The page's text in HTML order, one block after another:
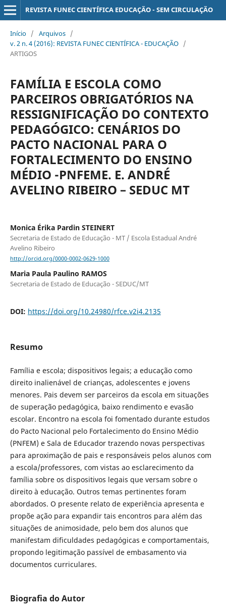
REVISTA FUNEC CIENTÍFICA EDUCAÇÃO - SEM CIRCULAÇÃO
Início / Arquivos /
v. 2 n. 4 (2016): REVISTA FUNEC CIENTÍFICA - EDUCAÇÃO /
ARTIGOS
FAMÍLIA E ESCOLA COMO
PARCEIROS OBRIGATÓRIOS NA
RESSIGNIFICAÇÃO DO CONTEXTO
PEDAGÓGICO: CENÁRIOS DO
PACTO NACIONAL PARA O
FORTALECIMENTO DO ENSINO
MÉDIO -PNFEME. E. ANDRÉ
AVELINO RIBEIRO – SEDUC MT
Monica Érika Pardin STEINERT
Secretaria de Estado de Educação - MT / Escola Estadual André
Avelino Ribeiro
http://orcid.org/0000-0002-0629-1000
Maria Paula Paulino RAMOS
Secretaria de Estado de Educação - SEDUC/MT
DOI: https://doi.org/10.24980/rfce.v2i4.2135
Resumo
Família e escola; dispositivos legais; a educação como
direito inalienável de crianças, adolescentes e jovens
menores. Pais devem ser parceiros da escola em situações
de superação pedagógica, baixo rendimento e evasão
escolar. Encontro na escola foi fomentado durante estudos
do Pacto Nacional pelo Fortalecimento do Ensino Médio
(PNFEM) e Sala de Educador trazendo novas perspectivas
para aproximação de pais e responsáveis pelos alunos com
a escola/professores, com vistas ao esclarecimento da
família sobre os dispositivos legais que versam sobre o
direito à educação. Outros temas pertinentes foram
abordados. O presente relato de experiência apresenta e
propõe ação para expandir tais encontros para além das
situações de animosidade, pelo bem dos alunos que
manifestam dificuldades pedagógicas e comportamentais,
propondo legitimação passível de embasamento via
documentos curriculares.
Biografia do Autor